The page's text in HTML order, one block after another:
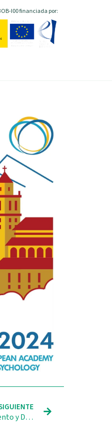
I00 financiada por:
El Centro Mixto Universidad de Granada – Mando de Adiestramiento y Doctrina del Ejército de Tierra, CEMIX, celebró el 22 y 23 de noviembre de 2023 un congreso bajo el lema Las organizaciones y las personas frente al conflicto. Una perspectiva psicosocial. Comunicación, estrés y tecnología en la Facultad de Relaciones Laborales y Recursos Humanos de la UGR, sede del congreso.